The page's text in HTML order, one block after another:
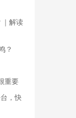
解读
？
重要
，快